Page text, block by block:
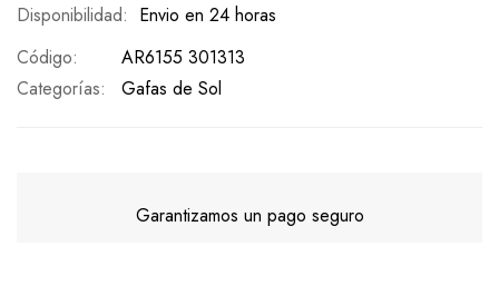
Envio en 24 horas
Código
AR6155 301313
Categorías:
Gafas de Sol
Garantizamos un pago seguro